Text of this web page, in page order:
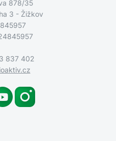
878/35
3 - Žižkov
837 402